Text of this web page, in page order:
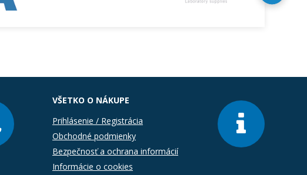
VŠETKO O NÁKUPE
Prihlásenie / Registrácia
Obchodné podmienky
Bezpečnosť a ochrana informácií
Informácie o cookies